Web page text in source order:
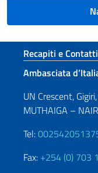
Sezione
Recapiti e Contatti
Ambasciata
UN Crescent,
MUTHAIGA –
Tel:
Fax: +254 (0) 703